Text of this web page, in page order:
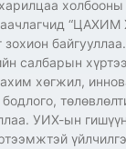
зохион
салбарын
хөгжил,
бодлого,
УИХ-ын